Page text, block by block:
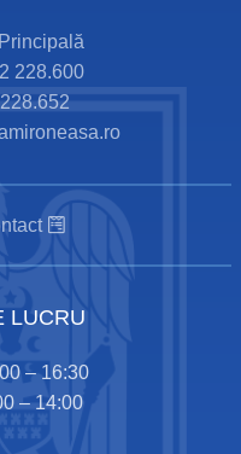
228.600
LUCRU
– 16:30
– 14:00